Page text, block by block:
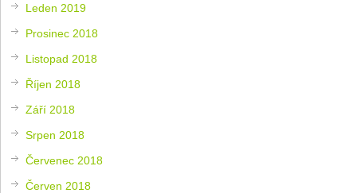
Leden 2019
Prosinec 2018
Listopad 2018
Říjen 2018
Září 2018
Srpen 2018
Červenec 2018
Červen 2018